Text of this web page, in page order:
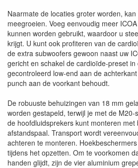
Naarmate de locaties groter worden,
meegroeien. Voeg eenvoudig meer
kunnen worden gebruikt, waardoor u
krijgt. U kunt ook profiteren van de
de extra subwoofers gewoon naast uw
gericht en schakel de cardioïde-preset in
gecontroleerd low-end aan de
punch aan de voorkant behoudt.
De robuuste behuizingen van 18 mm
worden gestapeld, terwijl je met de
de hoofdluidsprekers kunt monteren met
afstandspaal. Transport wordt
achteren te monteren.
tijdens het opzetten. Om te voorkomen
handen glijdt, zijn de vier aluminium